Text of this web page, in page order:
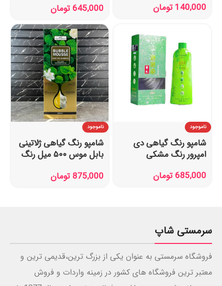
140,000 تومان 645,000 تومان
ناموجود
شامپو رنگ گیاهی دی
امپرور رنگ مشکی
685,000 تومان
ناموجود
شامپو رنگ گیاهی ژلاتینی
بابل موس ۵۰۰ میل رنگ
875,000 تومان
سرمستی شاپ
فروشگاه سرمستی به عنوان یکی از بزرگ ترین،قدیمی ترین و
معتبر ترین فروشگاه های کشور در زمینه واردات و فروش